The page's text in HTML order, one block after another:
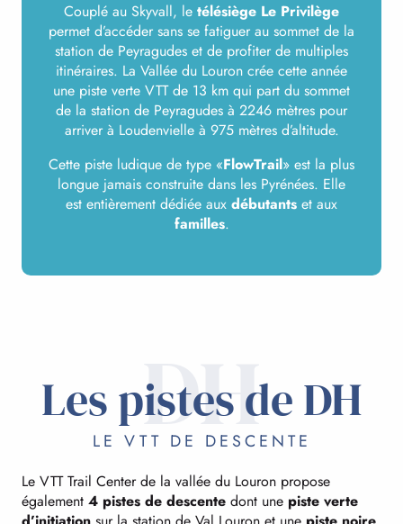
Couplé au Skyvall, le télésiège Le Privilège
permet d’accéder sans se fatiguer au sommet de la
station de Peyragudes et de profiter de multiples
itinéraires. La Vallée du Louron crée cette année
une piste verte VTT de 13 km qui part du sommet
de la station de Peyragudes à 2246 mètres pour
arriver à Loudenvielle à 975 mètres d’altitude.
Cette piste ludique de type «FlowTrail» est la plus
longue jamais construite dans les Pyrénées. Elle
est entièrement dédiée aux débutants et aux
familles.
DH
Les pistes de DH
LE VTT DE DESCENTE
Le VTT Trail Center de la vallée du Louron propose
également 4 pistes de descente dont une piste verte